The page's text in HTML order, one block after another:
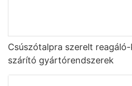
Csúszótalpra szerelt
szárító gyártórendszerek